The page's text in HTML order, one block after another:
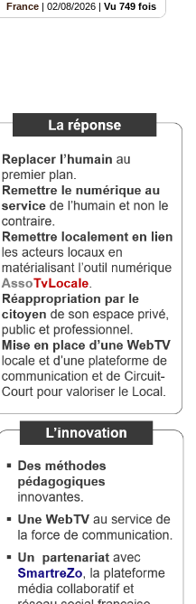
France
02/08/2026 Vu 749 fois